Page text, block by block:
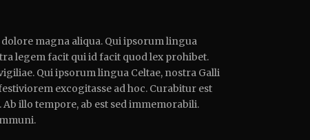
magna aliqua. Qui ipsorum lingua
legem facit qui id facit quod lex prohibet.
Qui ipsorum lingua Celtae, nostra Galli
excogitasse ad hoc. Curabitur est
illo tempore, ab est sed immemorabili.